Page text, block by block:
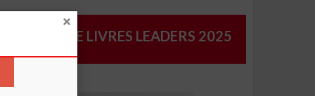
CATALOGUE LIVRES LEADERS 2025